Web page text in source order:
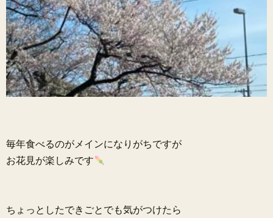
毎年食べるのがメインになりがちですが
お花見が楽しみです
ちょっとしたできごとでも気がつけたら